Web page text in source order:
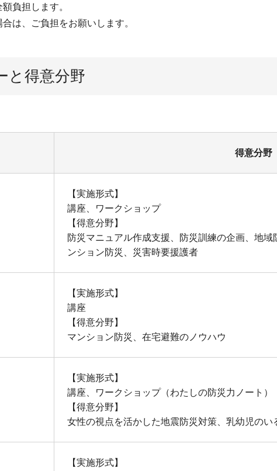
負担します。
は、ご負担をお願いします。
と得意分野
得意分野
【実施形式】
講座、ワークショップ
【得意分野】
防災マニュアル作成支援、防災訓練の企画、地
ンション防災、災害時要援護者
【実施形式】
講座
【得意分野】
マンション防災、在宅避難のノウハウ
【実施形式】
講座、ワークショップ（わたしの防災力ノート）
【得意分野】
女性の視点を活かした地震防災対策、乳幼児のい
【実施形式】